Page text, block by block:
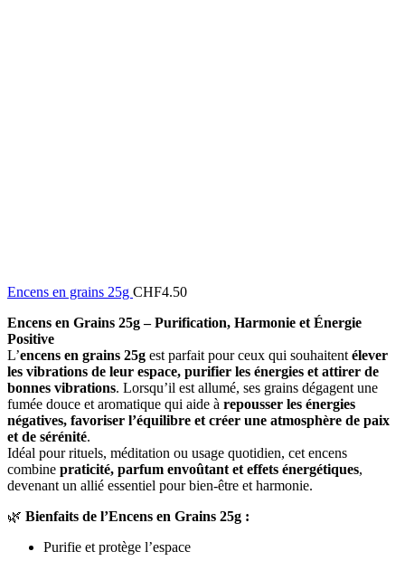
Encens en grains 25g CHF4.50
Encens en Grains 25g – Purification, Harmonie et Énergie
Positive
L’encens en grains 25g est parfait pour ceux qui souhaitent élever
les vibrations de leur espace, purifier les énergies et attirer de
bonnes vibrations. Lorsqu’il est allumé, ses grains dégagent une
fumée douce et aromatique qui aide à repousser les énergies
négatives, favoriser l’équilibre et créer une atmosphère de paix
et de sérénité.
Idéal pour rituels, méditation ou usage quotidien, cet encens
combine praticité, parfum envoûtant et effets énergétiques,
devenant un allié essentiel pour bien-être et harmonie.
🌿 Bienfaits de l’Encens en Grains 25g :
Purifie et protège l’espace